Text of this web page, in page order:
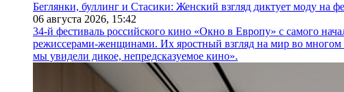
Беглянки, буллинг и Стасики: Женский взгляд диктует моду на
06 августа 2026, 15:42
34-й фестиваль российского кино «Окно в Европу» с самого
режиссерами-женщинами. Их яростный взгляд на мир во
мы увидели дикое, непредсказуемое кино».